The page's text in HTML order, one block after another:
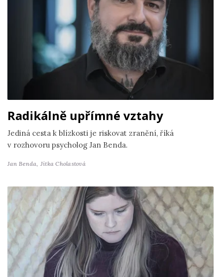
Radikálně upřímné vztahy
Jediná cesta k blízkosti je riskovat zranění, říká
v rozhovoru psycholog Jan Benda.
Jan Benda, Jitka Cholastová